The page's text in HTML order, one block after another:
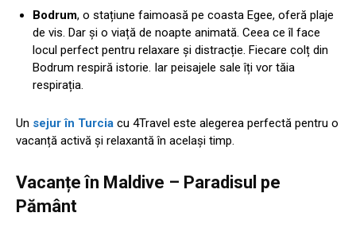
Bodrum, o stațiune faimoasă pe coasta Egee, oferă plaje
de vis. Dar și o viață de noapte animată. Ceea ce îl face
locul perfect pentru relaxare și distracție. Fiecare colț din
Bodrum respiră istorie. Iar peisajele sale îți vor tăia
respirația.
Un sejur în Turcia cu 4Travel este alegerea perfectă pentru o
vacanță activă și relaxantă în același timp.
Vacanțe în Maldive – Paradisul pe
Pământ